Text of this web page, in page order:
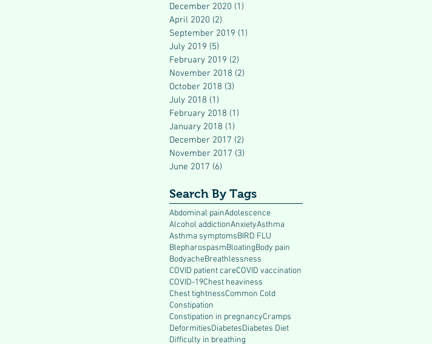
December 2020 (1)
April 2020 (2)
September 2019 (1)
July 2019 (5)
February 2019 (2)
November 2018 (2)
October 2018 (3)
July 2018 (1)
February 2018 (1)
January 2018 (1)
December 2017 (2)
November 2017 (3)
June 2017 (6)
Search By Tags
Abdominal painAdolescence
Alcohol addictionAnxietyAsthma
Asthma symptomsBIRD FLU
BlepharospasmBloatingBody pain
BodyacheBreathlessness
COVID patient careCOVID vaccination
COVID-19Chest heaviness
Chest tightnessCommon Cold
Constipation
Constipation in pregnancyCramps
DeformitiesDiabetesDiabetes Diet
Difficulty in breathing